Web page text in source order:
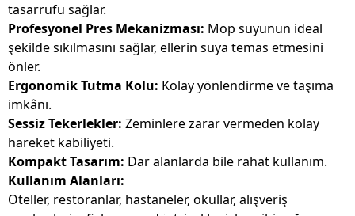
tasarrufu sağlar.
Profesyonel Pres Mekanizması: Mop suyunun ideal
şekilde sıkılmasını sağlar, ellerin suya temas etmesini
önler.
Ergonomik Tutma Kolu: Kolay yönlendirme ve taşıma
imkânı.
Sessiz Tekerlekler: Zeminlere zarar vermeden kolay
hareket kabiliyeti.
Kompakt Tasarım: Dar alanlarda bile rahat kullanım.
Kullanım Alanları:
Oteller, restoranlar, hastaneler, okullar, alışveriş